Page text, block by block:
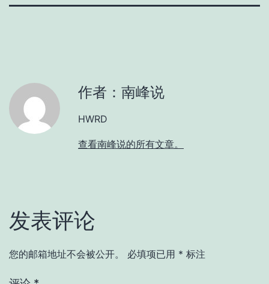
作者：南峰说
HWRD
查看南峰说的所有文章。
发表评论
您的邮箱地址不会被公开。 必填项已用 * 标注